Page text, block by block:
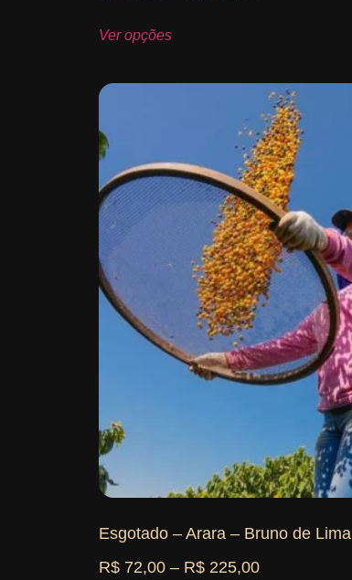
Ver opções
Esgotado – Arara – Bruno de Lima
R$72,00 – R$225,00